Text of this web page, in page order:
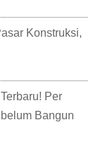
Konstruksi,
Per
Bangun